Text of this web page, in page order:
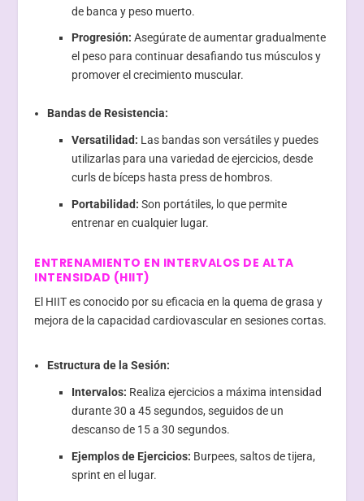
de banca y peso muerto.
Progresión: Asegúrate de aumentar gradualmente
el peso para continuar desafiando tus músculos y
promover el crecimiento muscular.
Bandas de Resistencia:
Versatilidad: Las bandas son versátiles y puedes
utilizarlas para una variedad de ejercicios, desde
curls de bíceps hasta press de hombros.
Portabilidad: Son portátiles, lo que permite
entrenar en cualquier lugar.
ENTRENAMIENTO EN INTERVALOS DE ALTA
INTENSIDAD (HIIT)
El HIIT es conocido por su eficacia en la quema de grasa y
mejora de la capacidad cardiovascular en sesiones cortas.
Estructura de la Sesión:
Intervalos: Realiza ejercicios a máxima intensidad
durante 30 a 45 segundos, seguidos de un
descanso de 15 a 30 segundos.
Ejemplos de Ejercicios: Burpees, saltos de tijera,
sprint en el lugar.